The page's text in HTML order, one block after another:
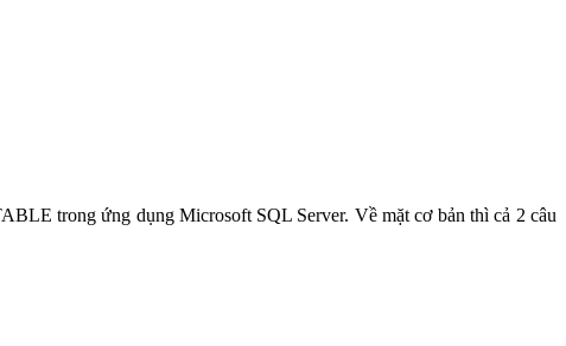
trong ứng dụng Microsoft SQL Server. Về mặt cơ bản thì cả 2 câu